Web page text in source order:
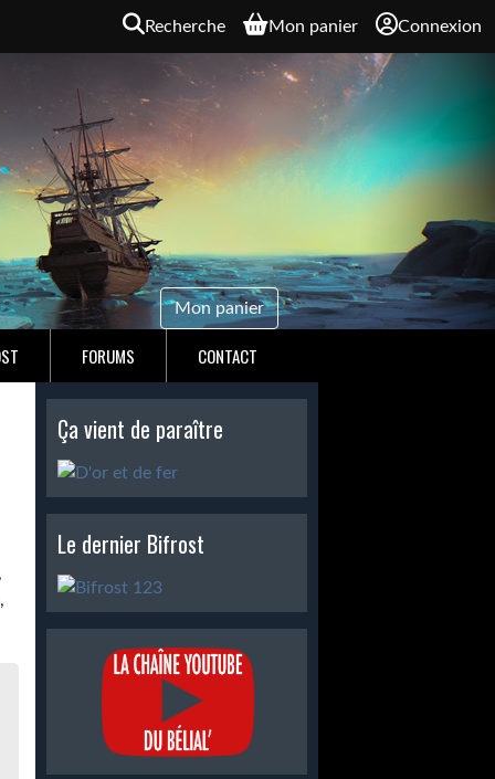
Recherche Mon panier Connexion
Mon panier
FORUMS CONTACT
Ça vient de paraître
Le dernier Bifrost